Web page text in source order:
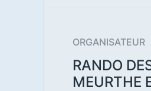
ORGANISATEUR
RANDO
MEURTHE